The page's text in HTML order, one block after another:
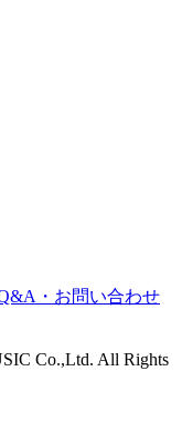
・お問い合わせ
Co.,Ltd. All Rights